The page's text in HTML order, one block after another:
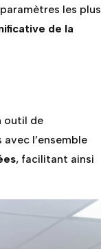
les plus
de la
outil de
l’ensemble
, facilitant ainsi